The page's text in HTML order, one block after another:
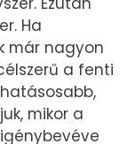
Ha
már nagyon
a fenti
mikor a